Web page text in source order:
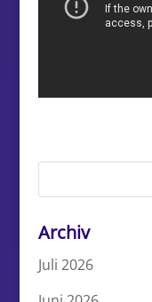
Archiv
Juli 2026